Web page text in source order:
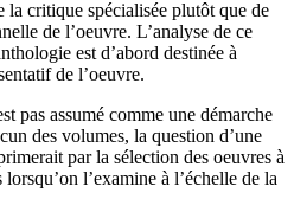
la critique spécialisée plutôt que de
de l’oeuvre. L’analyse de ce
est d’abord destinée à
de l’oeuvre.
pas assumé comme une démarche
des volumes, la question d’une
par la sélection des oeuvres à
l’examine à l’échelle de la